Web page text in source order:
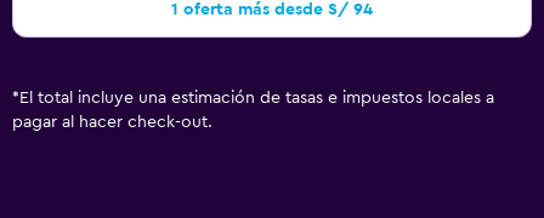
1 oferta más desde S/ 94
* El total incluye una estimación de tasas e impuestos locales a
pagar al hacer check-out.